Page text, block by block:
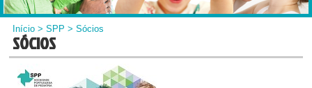
Início >SPP > Sócios
SÓCIOS